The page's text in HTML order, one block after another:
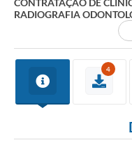
CONTRATAÇÃO DE
RADIOGRAFIA
4